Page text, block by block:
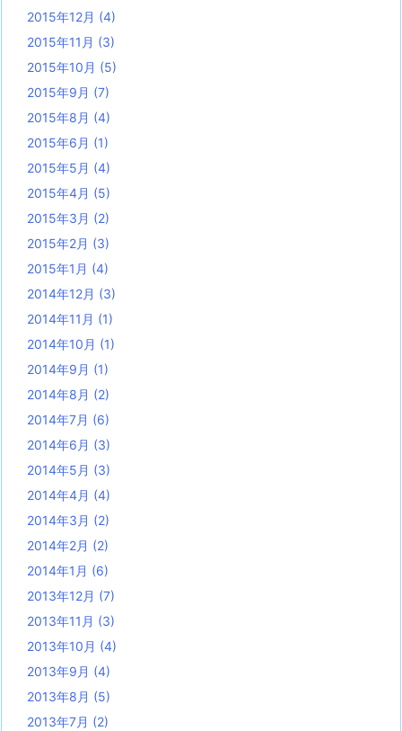
2015年12月 (4)
2015年11月 (3)
2015年10月 (5)
2015年9月 (7)
2015年8月 (4)
2015年6月 (1)
2015年5月 (4)
2015年4月 (5)
2015年3月 (2)
2015年2月 (3)
2015年1月 (4)
2014年12月 (3)
2014年11月 (1)
2014年10月 (1)
2014年9月 (1)
2014年8月 (2)
2014年7月 (6)
2014年6月 (3)
2014年5月 (3)
2014年4月 (4)
2014年3月 (2)
2014年2月 (2)
2014年1月 (6)
2013年12月 (7)
2013年11月 (3)
2013年10月 (4)
2013年9月 (4)
2013年8月 (5)
2013年7月 (2)